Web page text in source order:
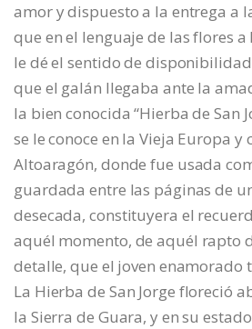
amor y dispuesto a la entrega a
que en el lenguaje de las flores
le dé el sentido de
que el galán llegaba ante la
la bien conocida “Hierba de San
se le conoce en la Vieja Europa y
Altoaragón, donde fue usada
guardada entre las páginas de
desecada, constituyera el
aquél momento, de aquél rapto
detalle, que el joven enamorado
La Hierba de San Jorge floreció
la Sierra de Guara, y en su